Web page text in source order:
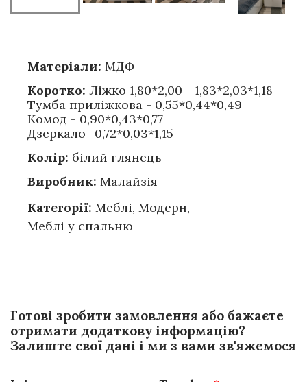
Матеріали: МДФ
Коротко: Ліжко 1,80*2,00 - 1,83*2,03*1,18
Тумба приліжкова - 0,55*0,44*0,49
Комод - 0,90*0,43*0,77
Дзеркало -0,72*0,03*1,15
Колір: білий глянець
Виробник: Малайзія
Категорії: Меблі, Модерн,
Меблі у спальню
Готові зробити замовлення або бажаєте
отримати додаткову інформацію?
Залиште свої дані і ми з вами зв'яжемося